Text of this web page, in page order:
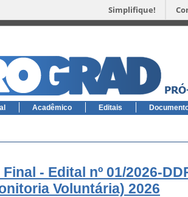
Simplifique!
Acadêmico Editais
- Edital nº 01/2026-
Voluntária) 2026